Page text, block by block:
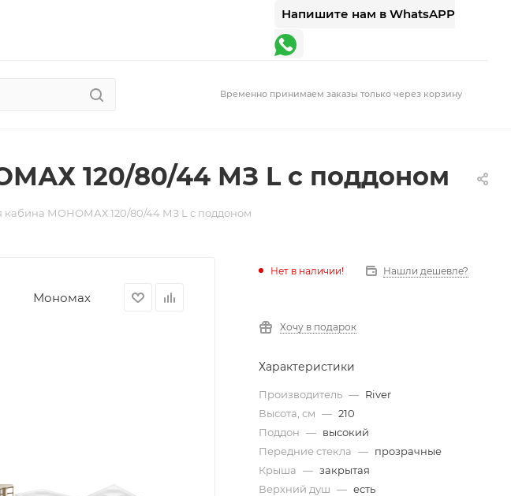
Напишите нам в WhatsAPP
Временно принимаем заказы только через корзину
120/80/44 МЗ L с поддоном
кабина МОНОМАХ 120/80/44 МЗ L с поддоном
Мономах
Нет в наличии! Нашли дешевле?
Хочу в подарок
Характеристики
Производитель — River
Высота, см — 210
Поддон — высокий
Передние стекла — прозрачные
Крыша — закрытая
Верхний душ — есть